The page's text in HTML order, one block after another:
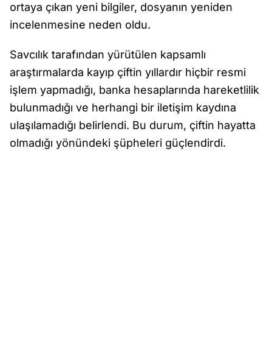
ortaya çıkan yeni bilgiler, dosyanın yeniden
incelenmesine neden oldu.
Savcılık tarafından yürütülen kapsamlı
araştırmalarda kayıp çiftin yıllardır hiçbir resmi
işlem yapmadığı, banka hesaplarında hareketlilik
bulunmadığı ve herhangi bir iletişim kaydına
ulaşılamadığı belirlendi. Bu durum, çiftin hayatta
olmadığı yönündeki şüpheleri güçlendirdi.